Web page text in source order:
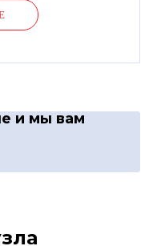
и мы вам